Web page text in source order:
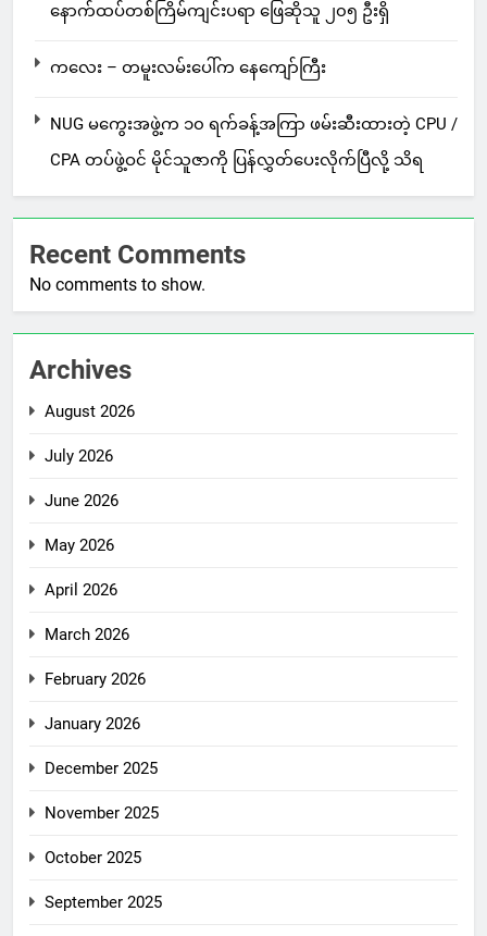
နောက်ထပ်တစ်ကြိမ်ကျင်းပရာ ဖြေဆိုသူ ၂၀၅ ဦးရှိ
ကလေး – တမူးလမ်းပေါ်က နေကျော်ကြီး
NUG မကွေးအဖွဲ့က ၁၀ ရက်ခန့်အကြာ ဖမ်းဆီးထားတဲ့ CPU /
CPA တပ်ဖွဲ့ဝင် မိုင်သူဇာကို ပြန်လွှတ်ပေးလိုက်ပြီလို့ သိရ
Recent Comments
No comments to show.
Archives
August 2026
July 2026
June 2026
May 2026
April 2026
March 2026
February 2026
January 2026
December 2025
November 2025
October 2025
September 2025